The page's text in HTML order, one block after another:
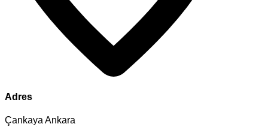
Adres
Çankaya Ankara